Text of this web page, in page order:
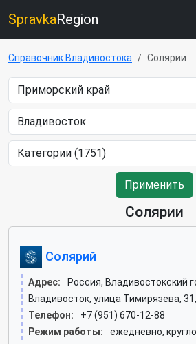
SpravkaRegion
Справочник Владивостока Солярии
Применить
Солярии
Солярий
Адрес:
Россия, Владивостокский
Владивосток, улица Тимирязева, 31,
Телефон:
+7 (951) 670-12-88
Режим работы:
ежедневно,